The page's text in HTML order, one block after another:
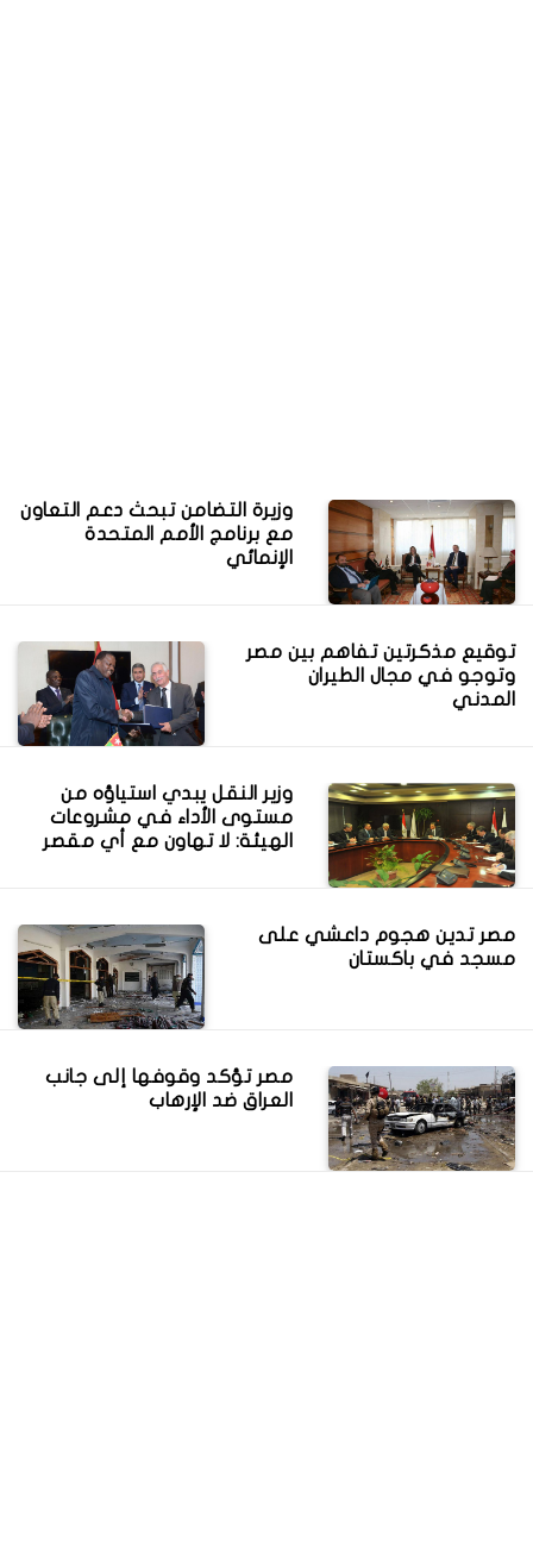
وزيرة التضامن تبحث دعم التعاون
مع برنامج الأمم المتحدة
الإنمائي
توقيع مذكرتين تفاهم بين مصر
وتوجو في مجال الطيران
المدني
وزير النقل يبدي استياؤه من
مستوى الأداء في مشروعات
الهيئة: لا تهاون مع أي مقصر
مصر تدين هجوم داعشي على
مسجد في باكستان
مصر تؤكد وقوفها إلى جانب
العراق ضد الإرهاب